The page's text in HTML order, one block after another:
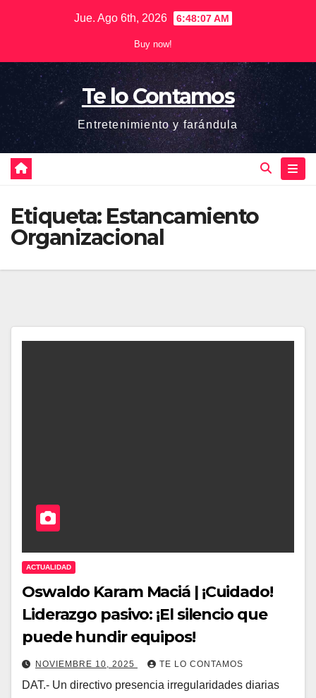
Jue. Ago 6th, 2026 6:48:07 AM
Buy now!
Te lo Contamos
Entretenimiento y farándula
Etiqueta: Estancamiento
Organizacional
ACTUALIDAD
Oswaldo Karam Maciá | ¡Cuidado!
Liderazgo pasivo: ¡El silencio que
puede hundir equipos!
NOVIEMBRE 10, 2025 TE LO CONTAMOS
DAT.- Un directivo presencia irregularidades diarias